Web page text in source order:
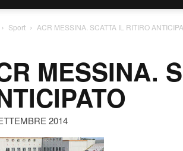
Sport ACR MESSINA. SCATTA IL RITIRO
MESSINA.
2014